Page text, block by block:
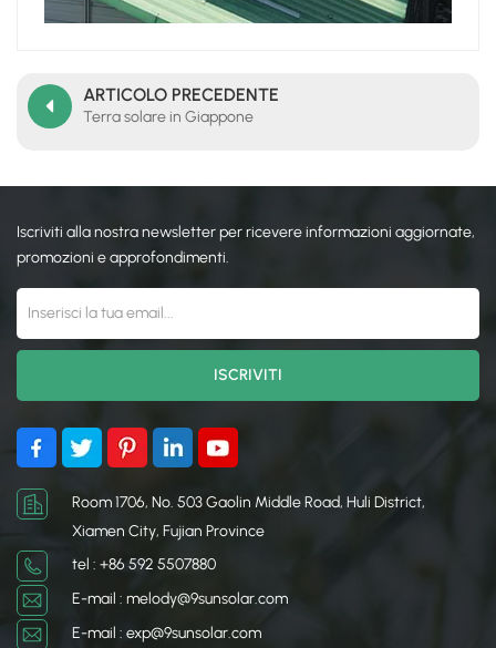
ARTICOLO PRECEDENTE
Terra solare in Giappone
Iscriviti alla nostra newsletter per ricevere informazioni aggiornate,
promozioni e approfondimenti.
Room 1706, No. 503 Gaolin Middle Road, Huli District,
Xiamen City, Fujian Province
tel : +86 592 5507880
E-mail : melody@9sunsolar.com
E-mail : exp@9sunsolar.com